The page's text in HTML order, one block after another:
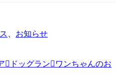
お知らせ
ドッグラン
ワンちゃんのお